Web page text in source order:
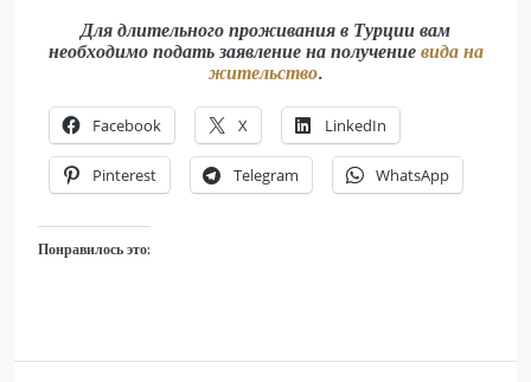
Для длительного проживания в Турции вам
необходимо подать заявление на получениевида на
жительство.
Facebook X LinkedIn
Pinterest Telegram WhatsApp
Понравилось это: